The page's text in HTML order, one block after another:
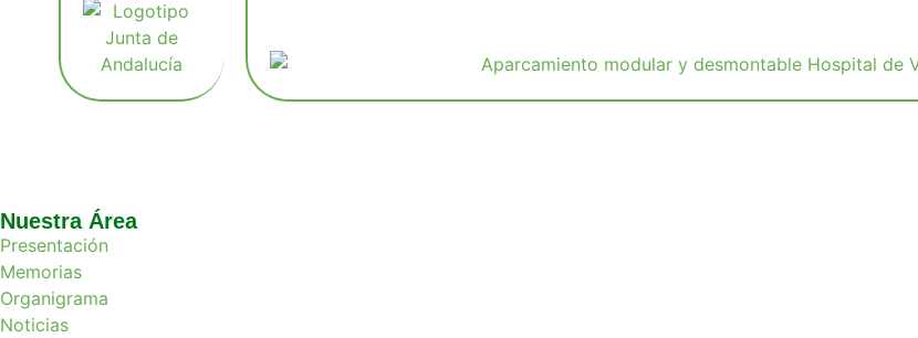
Nuestra Área
Presentación
Memorias
Organigrama
Noticias